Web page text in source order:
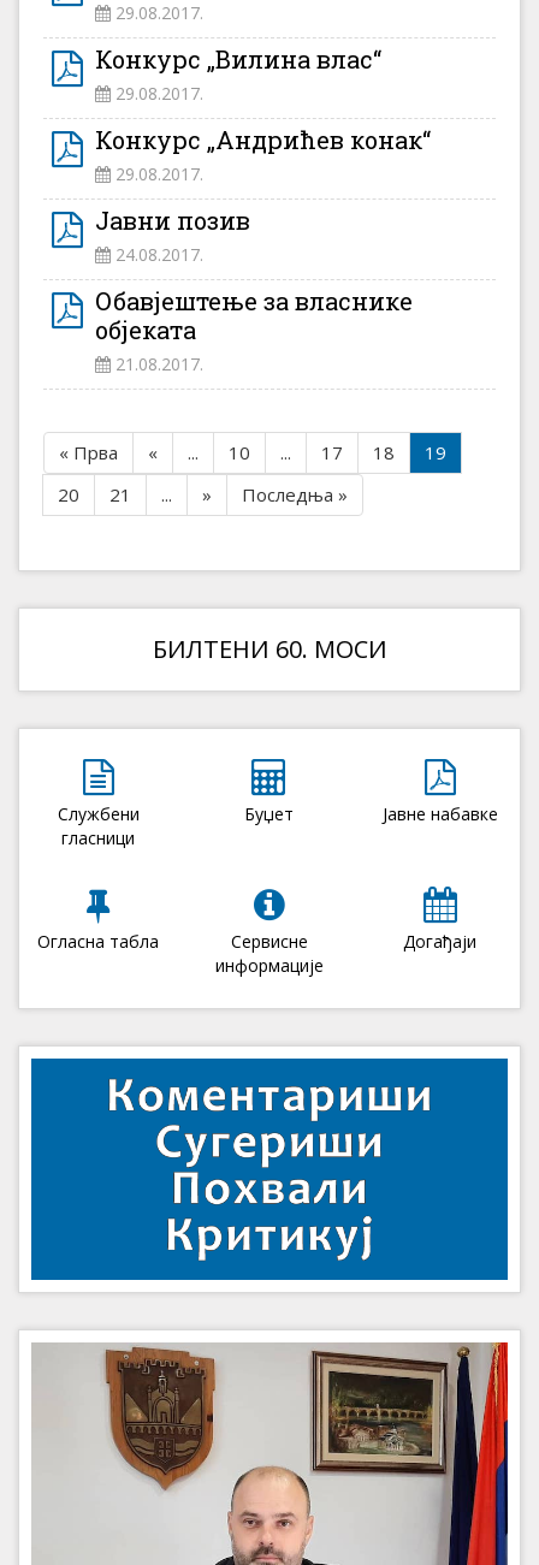
29.08.2017.
Конкурс „Вилина влас“
29.08.2017.
Конкурс „Андрићев конак“
29.08.2017.
Јавни позив
24.08.2017.
Обавјештење за власнике
објеката
21.08.2017.
« Прва « ... 10 ... 17 18
19
20
21 ... » Последња »
БИЛТЕНИ 60. МОСИ
Службени
гласници
Буџет Јавне набавке
Огласна табла
Сервисне
информације
Догађаји